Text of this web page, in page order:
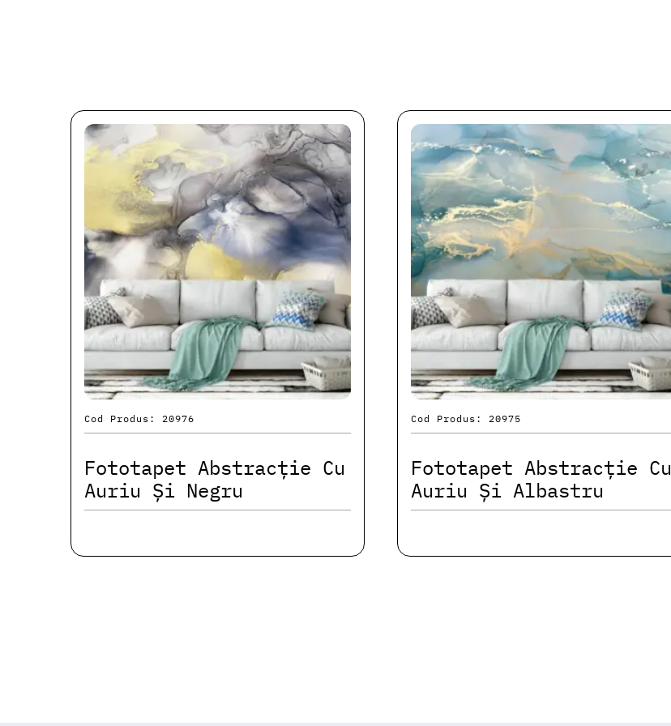
Cod Produs: 20976
Fototapet Abstracție Cu
Auriu Și Negru
Cod Produs: 20975
Fototapet Abstracție Cu
Auriu Și Albastru